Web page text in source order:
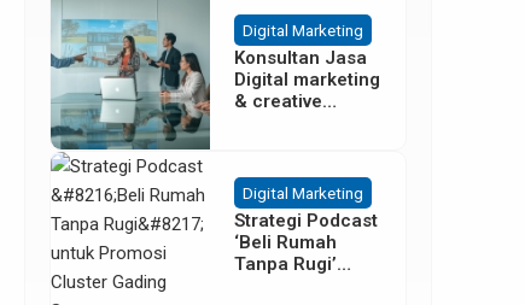
Tangerang
Digital Marketing
Konsultan Jasa
Digital marketing
& creative
Digital Marketing
Strategi Podcast
‘Beli Rumah
Tanpa Rugi’